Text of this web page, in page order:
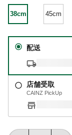
38cm 45cm
配送
店舗受取
CAINZ PickUp